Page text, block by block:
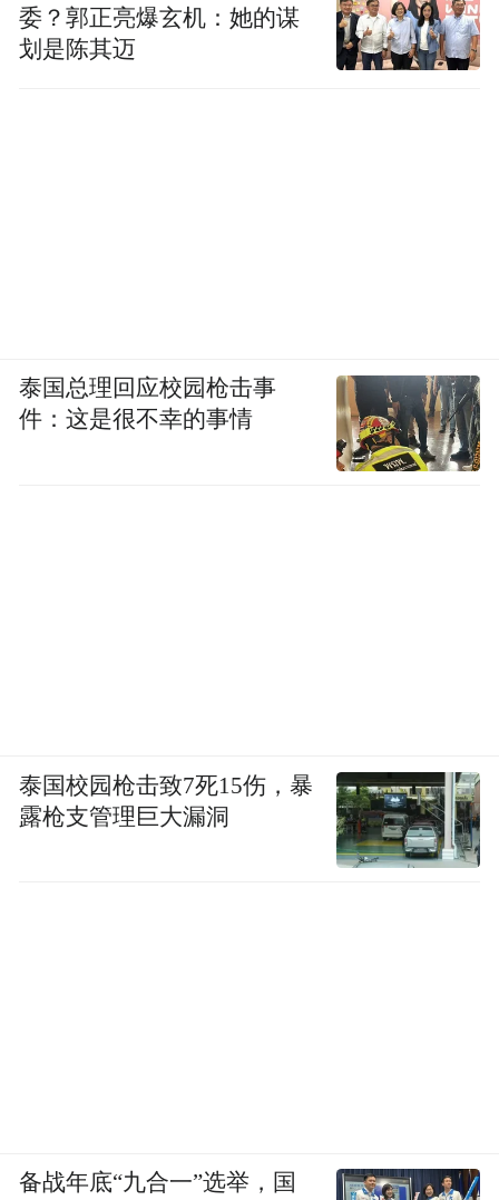
委？郭正亮爆玄机：她的谋
划是陈其迈
泰国总理回应校园枪击事
件：这是很不幸的事情
泰国校园枪击致7死15伤，暴
露枪支管理巨大漏洞
备战年底“九合一”选举，国